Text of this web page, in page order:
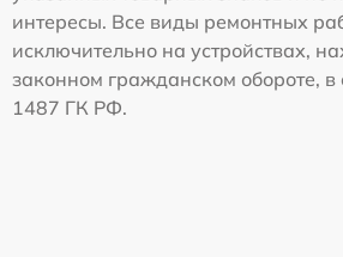
интересы. Все виды ремонтных
исключительно на устройствах,
законном гражданском обороте, в
1487 ГК РФ.